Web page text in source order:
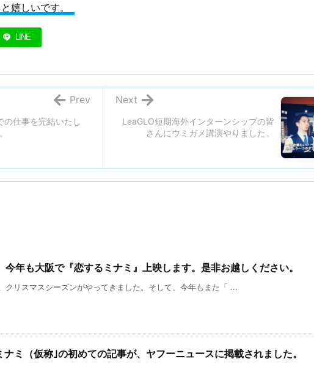
嬉しいです。
LINE
LeaGLO短期海外インターンシップの皆
さんにウミガメ講演やりました。
Next
の仕事を完結いたし
Prev
今年も大阪で『恋するミナミ』上映します。是非お越しください。
クリスマスシーズンがやってきました。そして、今年もまた「 ...
ナミ（仮称｣の初めての記事が、ヤフーニュースに掲載されました。